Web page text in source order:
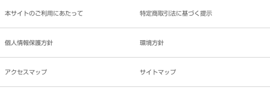
本サイトのご利用にあたって 特定商取引法に基づく提示
個人情報保護方針 環境方針
アクセスマップ サイトマップ